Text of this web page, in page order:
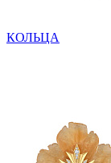
КОЛЬЦА